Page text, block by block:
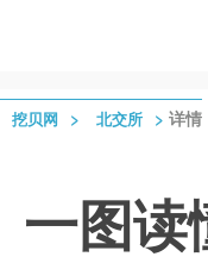
挖贝网 > 北交所 > 详情
一图